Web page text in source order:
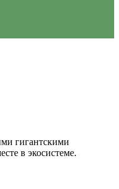
гигантскими
в экосистеме.